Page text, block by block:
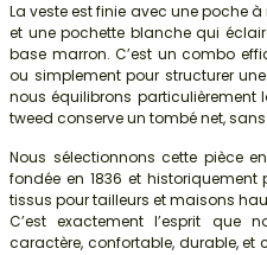
La veste est finie avec une poche
et une pochette blanche qui
base marron. C’est un combo
ou simplement pour structurer
nous équilibrons particulièrement
tweed conserve un tombé net,
Nous sélectionnons cette pièce
fondée en 1836 et
tissus pour tailleurs et maisons
C’est exactement l’esprit que
caractère, confortable, durable,